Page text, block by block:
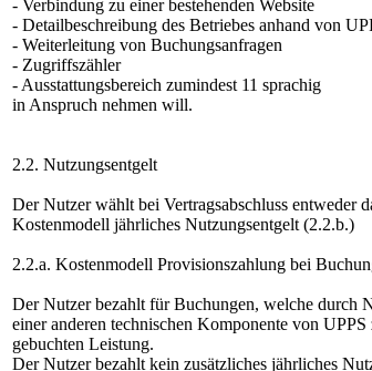
- Verbindung zu einer bestehenden Website
- Detailbeschreibung des Betriebes anhand von
- Weiterleitung von Buchungsanfragen
- Zugriffszähler
- Ausstattungsbereich zumindest 11 sprachig
in Anspruch nehmen will.
2.2. Nutzungsentgelt
Der Nutzer wählt bei Vertragsabschluss entweder
Kostenmodell jährliches Nutzungsentgelt (2.2.b.)
2.2.a. Kostenmodell Provisionszahlung bei
Der Nutzer bezahlt für Buchungen, welche durch
einer anderen technischen Komponente von
gebuchten Leistung.
Der Nutzer bezahlt kein zusätzliches jährliches